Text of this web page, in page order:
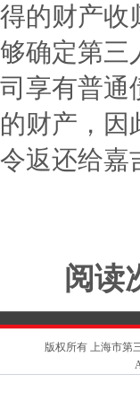
的财产
确定第
享有普
财产，
返还给嘉
阅读
版权所有 上海市第